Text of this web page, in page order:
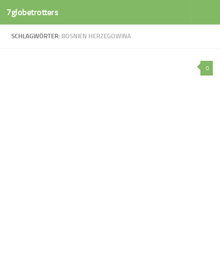
Zum Inhalt springen
7globetrotters
SCHLAGWÖRTER: BOSNIEN HERZEGOWINA
0